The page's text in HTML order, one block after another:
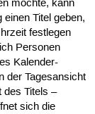
möchte, kann
Titel geben,
festlegen
Personen
Kalender-
der Tagesansicht
des Titels –
sich die